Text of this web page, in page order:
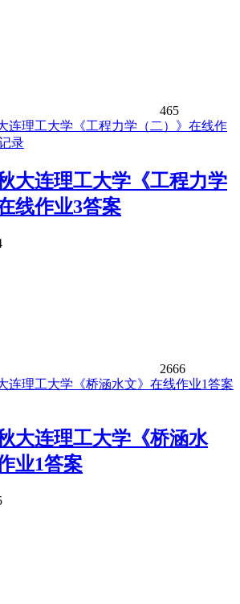
465
大连理工大学《工程力学
线作业3答案
2666
大连理工大学《桥涵水
业1答案